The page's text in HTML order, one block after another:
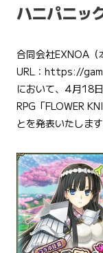
ハニパニッ
合同会社EXNOA（
URL： https://
において、4月18
RPG「FLOWER
とを発表いたしま